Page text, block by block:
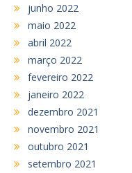
junho 2022
maio 2022
abril 2022
março 2022
fevereiro 2022
janeiro 2022
dezembro 2021
novembro 2021
outubro 2021
setembro 2021